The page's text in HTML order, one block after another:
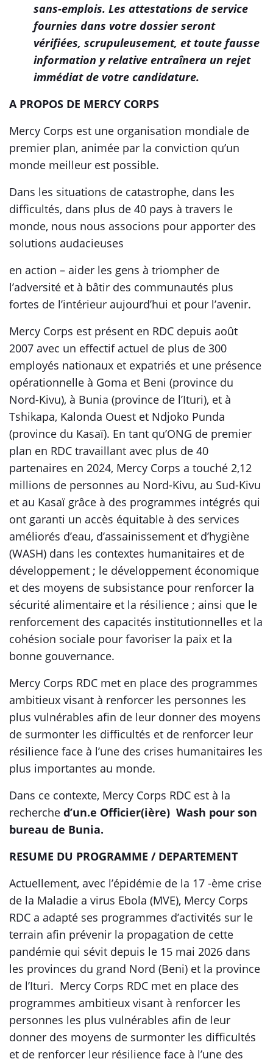
sans-emplois. Les attestations de service
fournies dans votre dossier seront
vérifiées, scrupuleusement, et toute fausse
information y relative entraînera un rejet
immédiat de votre candidature.
A PROPOS DE MERCY CORPS
Mercy Corps est une organisation mondiale de
premier plan, animée par la conviction qu’un
monde meilleur est possible.
Dans les situations de catastrophe, dans les
difficultés, dans plus de 40 pays à travers le
monde, nous nous associons pour apporter des
solutions audacieuses
en action – aider les gens à triompher de
l’adversité et à bâtir des communautés plus
fortes de l’intérieur aujourd’hui et pour l’avenir.
Mercy Corps est présent en RDC depuis août
2007 avec un effectif actuel de plus de 300
employés nationaux et expatriés et une présence
opérationnelle à Goma et Beni (province du
Nord-Kivu), à Bunia (province de l’Ituri), et à
Tshikapa, Kalonda Ouest et Ndjoko Punda
(province du Kasaï). En tant qu’ONG de premier
plan en RDC travaillant avec plus de 40
partenaires en 2024, Mercy Corps a touché 2,12
millions de personnes au Nord-Kivu, au Sud-Kivu
et au Kasaï grâce à des programmes intégrés qui
ont garanti un accès équitable à des services
améliorés d’eau, d’assainissement et d’hygiène
(WASH) dans les contextes humanitaires et de
développement ; le développement économique
et des moyens de subsistance pour renforcer la
sécurité alimentaire et la résilience ; ainsi que le
renforcement des capacités institutionnelles et la
cohésion sociale pour favoriser la paix et la
bonne gouvernance.
Mercy Corps RDC met en place des programmes
ambitieux visant à renforcer les personnes les
plus vulnérables afin de leur donner des moyens
de surmonter les difficultés et de renforcer leur
résilience face à l’une des crises humanitaires les
plus importantes au monde.
Dans ce contexte, Mercy Corps RDC est à la
recherche d’un.e Officier(ière) Wash pour son
bureau de Bunia.
RESUME DU PROGRAMME / DEPARTEMENT
Actuellement, avec l’épidémie de la 17 -ème crise
de la Maladie a virus Ebola (MVE), Mercy Corps
RDC a adapté ses programmes d’activités sur le
terrain afin prévenir la propagation de cette
pandémie qui sévit depuis le 15 mai 2026 dans
les provinces du grand Nord (Beni) et la province
de l’Ituri. Mercy Corps RDC met en place des
programmes ambitieux visant à renforcer les
personnes les plus vulnérables afin de leur
donner des moyens de surmonter les difficultés
et de renforcer leur résilience face à l’une des